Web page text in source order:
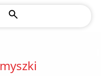
myszki